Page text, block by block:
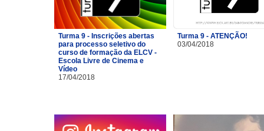
Turma 9 - Inscrições abertas
para processo seletivo do
curso de formação da ELCV -
Escola Livre de Cinema e
Vídeo
17/04/2018
Turma 9 - ATENÇÃO!
03/04/2018